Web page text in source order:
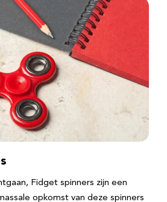
Fidget spinners zijn een
opkomst van deze spinners